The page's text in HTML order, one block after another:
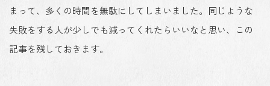
まって、多くの時間を無駄にしてしまいました。同じような
失敗をする人が少しでも減ってくれたらいいなと思い、この
記事を残しておきます。